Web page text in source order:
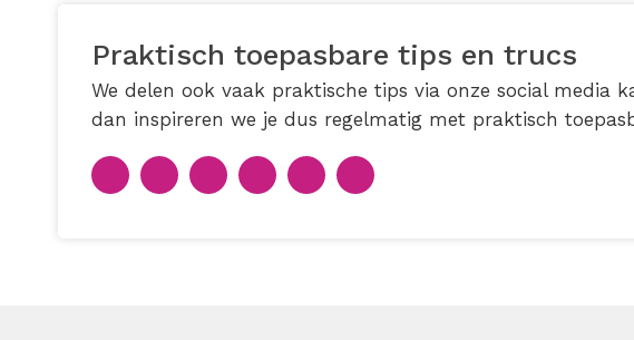
Praktisch toepasbare tips en trucs
We delen ook vaak praktische tips via onze social media
dan inspireren we je dus regelmatig met praktisch